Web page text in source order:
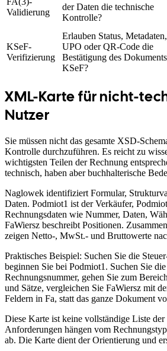
Validierung
der Daten die technische
Kontrolle?
KSeF-
Verifizierung
Erlauben Status, Metadaten,
UPO oder QR-Code die
Bestätigung des
KSeF?
XML-Karte für nicht-
Nutzer
Sie müssen nicht das gesamte XSD-
Kontrolle durchzuführen. Es reicht zu
wichtigsten Teilen der Rechnung
technisch, haben aber buchhalterische
Naglowek identifiziert Formular,
Daten. Podmiot1 ist der Verkäufer,
Rechnungsdaten wie Nummer, Daten,
FaWiersz beschreibt Positionen.
zeigen Netto-, MwSt.- und Bruttowerte
Praktisches Beispiel: Suchen Sie die
beginnen Sie bei Podmiot1. Suchen Sie
Rechnungsnummer, gehen Sie zum
und Sätze, vergleichen Sie FaWiersz mit
Feldern in Fa, statt das ganze Dokument
Diese Karte ist keine vollständige Liste
Anforderungen hängen vom
ab. Die Karte dient der Orientierung und